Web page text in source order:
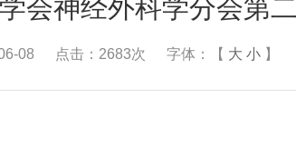
会神经外科学分会第
08 点击：2683次 字体：【 大 小】